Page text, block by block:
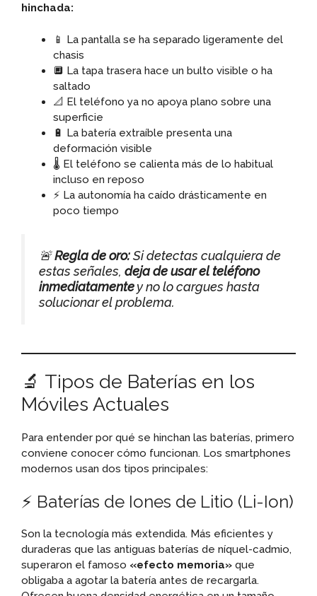
hinchada:
📱 La pantalla se ha separado ligeramente del
chasis
🔲 La tapa trasera hace un bulto visible o ha
saltado
📐 El teléfono ya no apoya plano sobre una
superficie
🔋 La batería extraíble presenta una
deformación visible
🌡️ El teléfono se calienta más de lo habitual
incluso en reposo
⚡ La autonomía ha caído drásticamente en
poco tiempo
🚨Regla de oro:Si detectas cualquiera de
estas señales, deja de usar el teléfono
inmediatamentey no lo cargues hasta
solucionar el problema.
🔬 Tipos de Baterías en los
Móviles Actuales
Para entender por qué se hinchan las baterías, primero
conviene conocer cómo funcionan. Los smartphones
modernos usan dos tipos principales:
⚡ Baterías de Iones de Litio (Li-Ion)
Son la tecnología más extendida. Más eficientes y
duraderas que las antiguas baterías de níquel-cadmio,
superaron el famoso «efecto memoria» que
obligaba a agotar la batería antes de recargarla.